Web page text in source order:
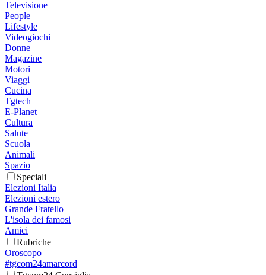
Televisione
People
Lifestyle
Videogiochi
Donne
Magazine
Motori
Viaggi
Cucina
Tgtech
E-Planet
Cultura
Salute
Scuola
Animali
Spazio
Speciali
Elezioni Italia
Elezioni estero
Grande Fratello
L'isola dei famosi
Amici
Rubriche
Oroscopo
#tgcom24amarcord